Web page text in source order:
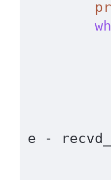
rdata
rdata
e -